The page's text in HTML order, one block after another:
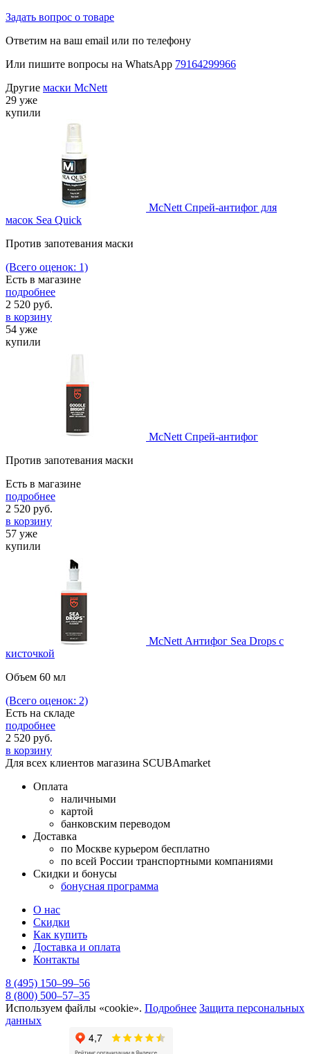
Задать вопрос о товаре
Ответим на ваш email или по телефону
Или пишите вопросы на WhatsApp 79164299966
Другие маски McNett
29 уже
купили
McNett Спрей-антифог для
масок Sea Quick
Против запотевания маски
(Всего оценок: 1)
Есть в магазине
подробнее
2 520 руб.
в корзину
54 уже
купили
McNett Спрей-антифог
Против запотевания маски
Есть в магазине
подробнее
2 520 руб.
в корзину
57 уже
купили
McNett Антифог Sea Drops с
кисточкой
Объем 60 мл
(Всего оценок: 2)
Есть на складе
подробнее
2 520 руб.
в корзину
Для всех клиентов магазина SCUBAmarket
Оплата
наличными
картой
банковским переводом
Доставка
по Москве курьером бесплатно
по всей России транспортными компаниями
Скидки и бонусы
бонусная программа
О нас
Скидки
Как купить
Доставка и оплата
Контакты
8 (495) 150–99–56
8 (800) 500–57–35
Используем файлы «cookie». Подробнее Защита персональных
данных